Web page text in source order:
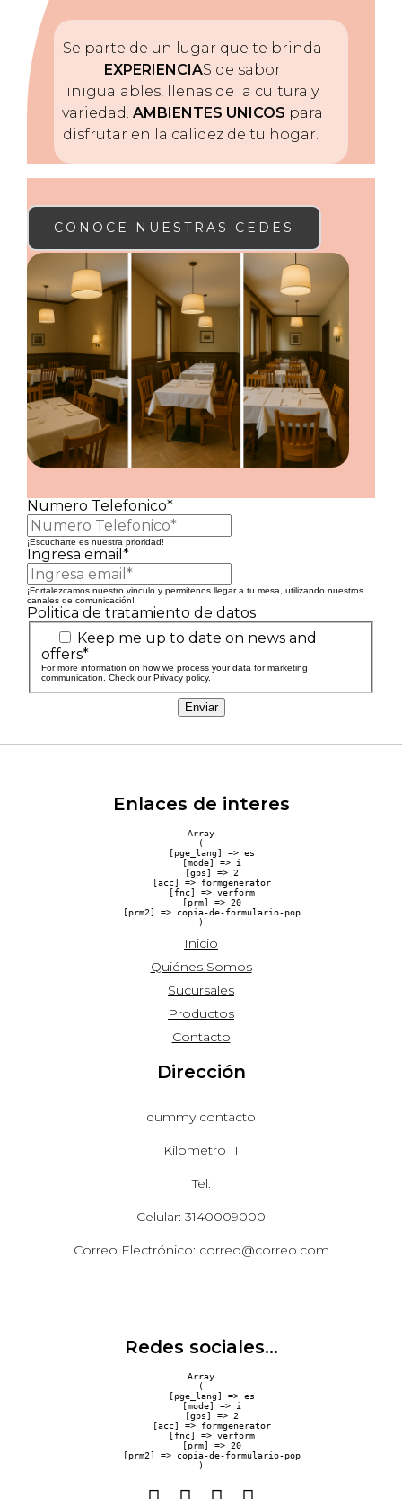
Se parte de un lugar que te brinda
EXPERIENCIAS de sabor
inigualables, llenas de la cultura y
variedad. AMBIENTES UNICOS para
disfrutar en la calidez de tu hogar.
CONOCE NUESTRAS CEDES
Numero Telefonico*
¡Escucharte es nuestra prioridad!
Ingresa email*
¡Fortalezcamos nuestro vinculo y permitenos llegar a tu mesa, utilizando nuestros
canales de comunicación!
Politica de tratamiento de datos
Keep me up to date on news and
offers*
For more information on how we process your data for marketing
communication. Check our Privacy policy.
Enviar
Enlaces de interes
Array
(
    [pge_lang] => es
    [mode] => i
    [gps] => 2
    [acc] => formgenerator
    [fnc] => verform
    [prm] => 20
    [prm2] => copia-de-formulario-pop
Inicio
Quiénes Somos
Sucursales
Productos
Contacto
Dirección
dummy contacto
Kilometro 11
Tel:
Celular: 3140009000
Correo Electrónico: correo@correo.com
Redes sociales...
Array
(
    [pge_lang] => es
    [mode] => i
    [gps] => 2
    [acc] => formgenerator
    [fnc] => verform
    [prm] => 20
    [prm2] => copia-de-formulario-pop